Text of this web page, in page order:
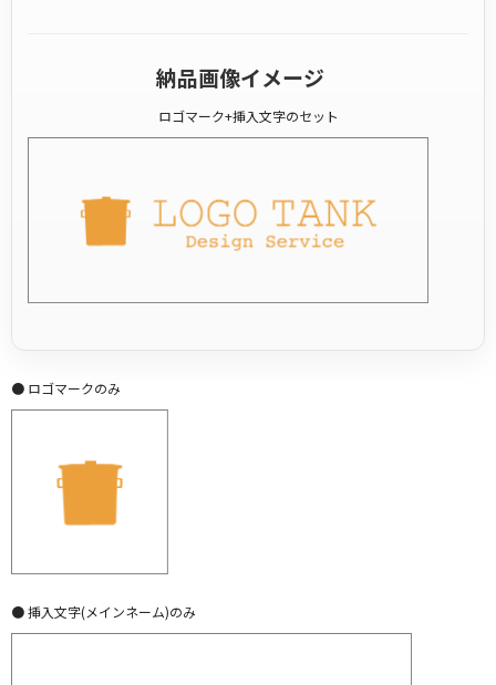
納品画像イメージ
ロゴマーク+挿入文字のセット
● ロゴマークのみ
● 挿入文字(メインネーム)のみ